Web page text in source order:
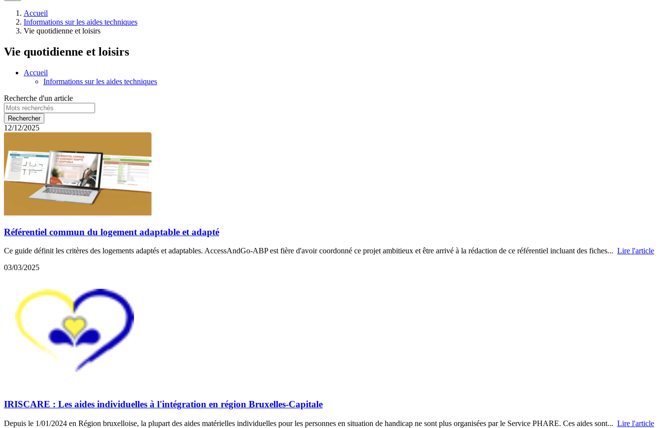
Accueil
Informations sur les aides techniques
Vie quotidienne et loisirs
Vie quotidienne et loisirs
Accueil
Informations sur les aides techniques
Recherche d'un article
12/12/2025
Référentiel commun du logement adaptable et adapté
Ce guide définit les critères des logements adaptés et adaptables. AccessAndGo-ABP est fière d'avoir coordonné ce projet ambitieux et être arrivé à la rédaction de ce référentiel incluant des fiches... Lire l'article
03/03/2025
IRISCARE : Les aides individuelles à l'intégration en région Bruxelles-Capitale
Depuis le 1/01/2024 en Région bruxelloise, la plupart des aides matérielles individuelles pour les personnes en situation de handicap ne sont plus organisées par le Service PHARE. Ces aides sont... Lire l'article